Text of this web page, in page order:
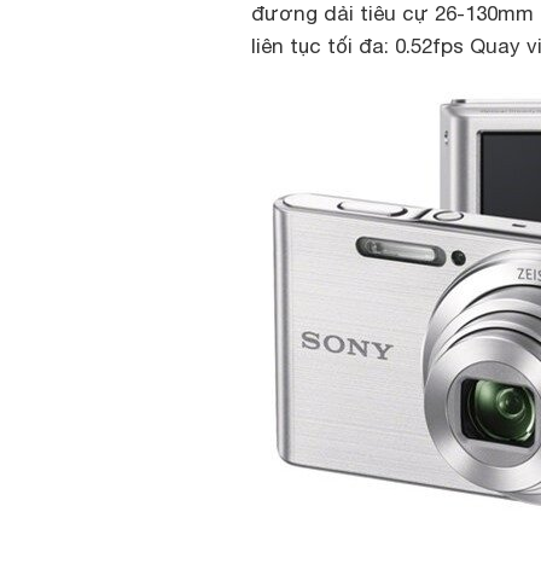
đương dải tiêu cự 26-130mm
liên tục tối đa: 0.52fps Quay